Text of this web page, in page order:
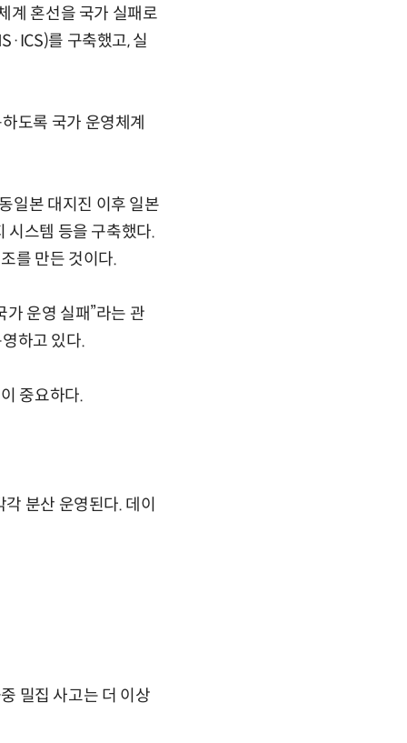
계 혼선을 국가 실패로
를 구축했고, 실
도록 국가 운영체계
일본 대지진 이후 일본
시스템 등을 구축했다.
를 만든 것이다.
운영 실패”라는 관
하고 있다.
중요하다.
분산 운영된다. 데이
밀집 사고는 더 이상